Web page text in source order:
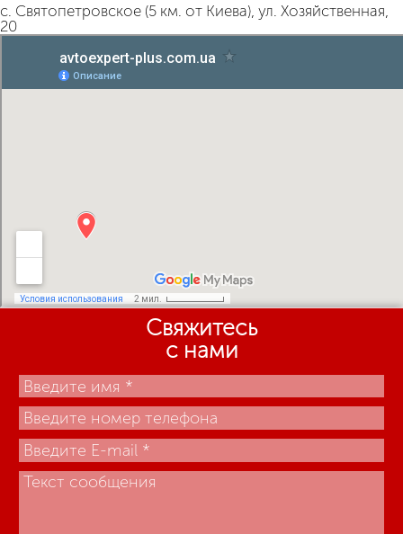
с. Святопетровское (5 км. от Киева), ул. Хозяйственная,
20
Свяжитесь
с нами